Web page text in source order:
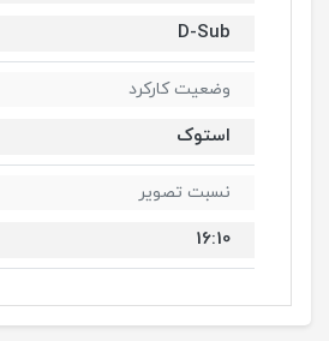
D-Sub
وضعیت کارکرد
استوک
نسبت تصویر
16:10